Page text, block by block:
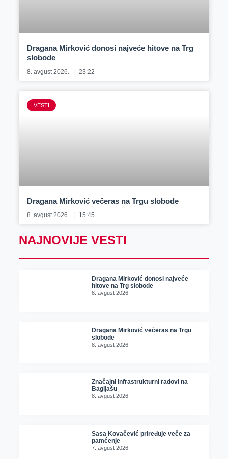
Dragana Mirković donosi najveće hitove na Trg
slobode
8. avgust 2026. 23:22
VESTI
Dragana Mirković večeras na Trgu slobode
8. avgust 2026. 15:45
NAJNOVIJE VESTI
Dragana Mirković donosi najveće
hitove na Trg slobode
8. avgust 2026.
Dragana Mirković večeras na Trgu
slobode
8. avgust 2026.
Značajni infrastrukturni radovi na
Bagljašu
8. avgust 2026.
Sasa Kovačević priređuje veče za
pamćenje
7. avgust 2026.